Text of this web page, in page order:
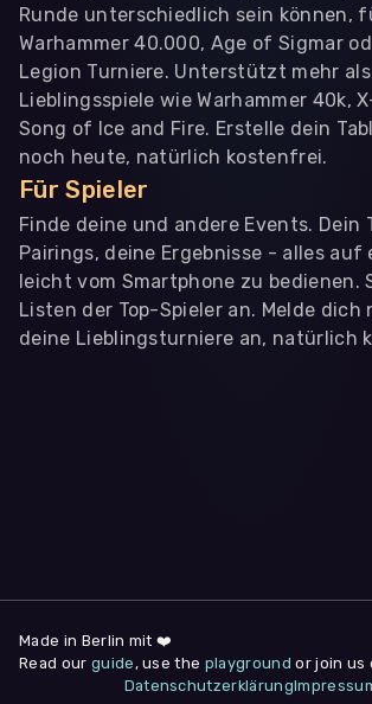
Runde unterschiedlich sein können,
Warhammer 40.000, Age of Sigmar
Legion Turniere. Unterstützt mehr
Lieblingsspiele wie Warhammer 40k,
Song of Ice and Fire. Erstelle dein
noch heute, natürlich kostenfrei.
Für Spieler
Finde deine und andere Events. Dein
Pairings, deine Ergebnisse - alles auf
leicht vom Smartphone zu bedienen.
Listen der Top-Spieler an. Melde
deine Lieblingsturniere an, natürlich
deine Zustimmung jederzeit unter "
am Seitenende widerrufen.
Made in Berlin mit ❤️
Read our guide , use the playground or join us
Datenschutzerklärung